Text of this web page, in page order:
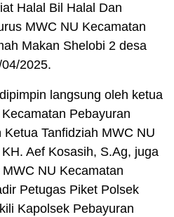
Halal Bil Halal Dan
MWC NU Kecamatan
Makan Shelobi 2 desa
2025.
langsung oleh ketua
Pebayuran
Tanfidziah MWC NU
Aef Kosasih, S.Ag, juga
NU Kecamatan
Petugas Piket Polsek
Kapolsek Pebayuran